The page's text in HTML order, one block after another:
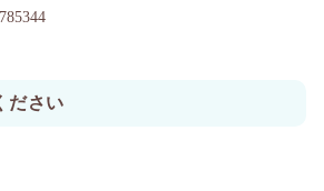
ださい